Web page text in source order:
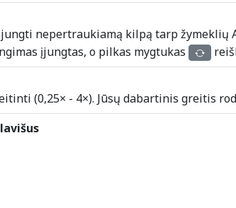
nepertraukiamą kilpą tarp žymeklių
įjungtas, o pilkas mygtukas
(0,25× - 4×). Jūsų dabartinis greitis